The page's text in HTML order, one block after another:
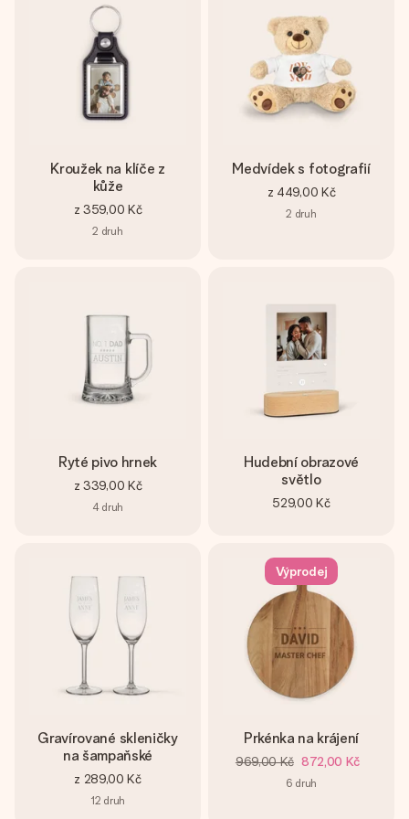
Kroužek na klíče z
kůže
z 359,00 Kč
2 druh
Medvídek s fotografií
z 449,00 Kč
2 druh
Ryté pivo hrnek
z 339,00 Kč
4 druh
Hudební obrazové
světlo
529,00 Kč
Gravírované skleničky
na šampaňské
z 289,00 Kč
12 druh
Výprodej
Prkénka na krájení
969,00 Kč 872,00 Kč
6 druh